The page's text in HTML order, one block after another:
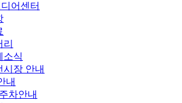
어센터
소식
시장 안내
내
차안내